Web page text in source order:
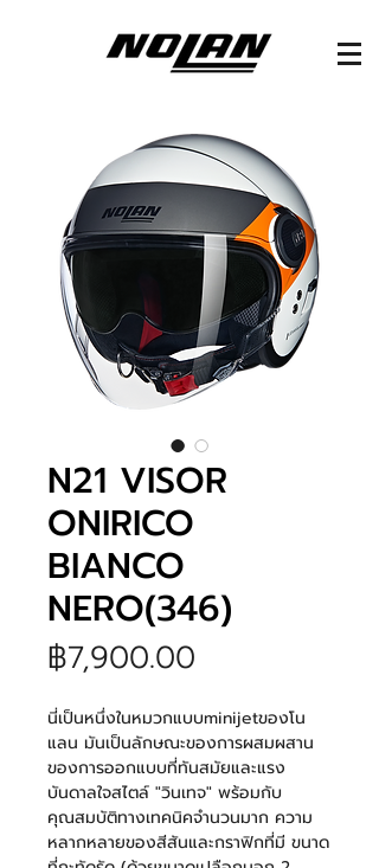
N21 VISOR
ONIRICO
BIANCO
NERO(346)
฿7,900.00
นี่เป็นหนึ่งในหมวกแบบminijetของโน
แลน มันเป็นลักษณะของการผสมผสาน
ของการออกแบบที่ทันสมัยและแรง
บันดาลใจสไตล์ "วินเทจ" พร้อมกับ
คุณสมบัติทางเทคนิคจำนวนมาก ความ
หลากหลายของสีสันและกราฟิกที่มี ขนาด